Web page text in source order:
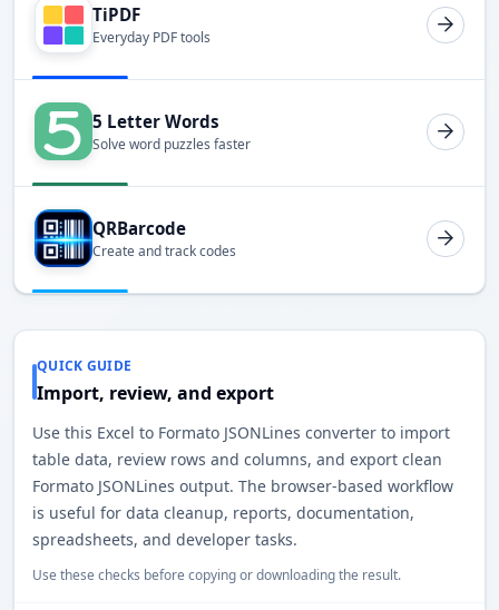
TiPDF
Everyday PDF tools
5 Letter Words
Solve word puzzles faster
QRBarcode
Create and track codes
QUICK GUIDE
Import, review, and export
Use this Excel to Formato JSONLines converter to import
table data, review rows and columns, and export clean
Formato JSONLines output. The browser-based workflow
is useful for data cleanup, reports, documentation,
spreadsheets, and developer tasks.
Use these checks before copying or downloading the result.